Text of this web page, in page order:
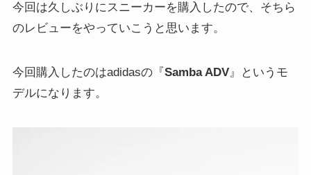
今回は久しぶりにスニーカーを購入したので、そちら
のレビューをやっていこうと思います。
今回購入したのはadidasの『 Samba ADV』というモ
デルになります。